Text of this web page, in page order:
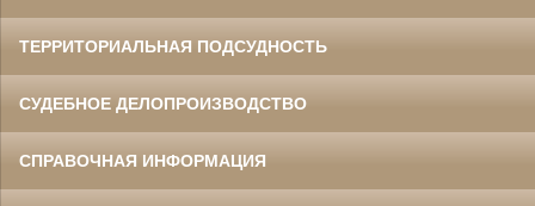
ТЕРРИТОРИАЛЬНАЯ ПОДСУДНОСТЬ
СУДЕБНОЕ ДЕЛОПРОИЗВОДСТВО
СПРАВОЧНАЯ ИНФОРМАЦИЯ